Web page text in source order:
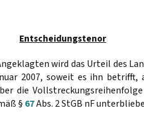
Entscheidungstenor
wird das Urteil des
2007, soweit es ihn betrifft,
die
§ 67Abs. 2 StGB nF